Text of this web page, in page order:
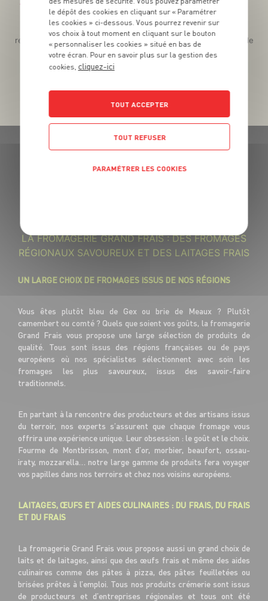
Téléchargez l’App pour profiter d’offres exclusives !
Des promos exclusives, des récompenses généreuses, des
recettes gourmandes, des jeux inédits... le tout dans une seule
app !
LA FROMAGERIE GRAND FRAIS : DES FROMAGES
RÉGIONAUX SAVOUREUX ET DES LAITAGES FRAIS
UN LARGE CHOIX DE FROMAGES ISSUS DE NOS RÉGIONS
Vous êtes plutôt bleu de Gex ou brie de Meaux ? Plutôt
camembert ou comté ? Quels que soient vos goûts, la fromagerie
Grand Frais vous propose une large sélection de produits de
qualité. Tous sont issus des régions françaises ou de pays
européens où nos spécialistes sélectionnent avec soin les
fromages les plus savoureux, issus des savoir-faire
traditionnels.
En partant à la rencontre des producteurs et des artisans issus
du terroir, nos experts s’assurent que chaque fromage vous
offrira une expérience unique. Leur obsession : le goût et le choix.
Fourme de Montbrisson, mont d’or, morbier, beaufort, ossau-
iraty, mozzarella… notre large gamme de produits fera voyager
vos papilles dans nos terroirs et chez nos voisins européens.
LAITAGES, ŒUFS ET AIDES CULINAIRES : DU FRAIS, DU FRAIS
ET DU FRAIS
La fromagerie Grand Frais vous propose aussi un grand choix de
laits et de laitages, ainsi que des œufs frais et même des aides
culinaires comme des pâtes à pizza, des pâtes feuilletées ou
brisées prêtes à l’emploi. Tous nos produits crémerie sont issus
de producteurs et d’entreprises régionales et tous ont été
le dépôt des cookies en cliquant sur « Paramétrer
les cookies » ci-dessous. Vous pourrez revenir sur
vos choix à tout moment en cliquant sur le bouton
« personnaliser les cookies » situé en bas de
votre écran. Pour en savoir plus sur la gestion des
cookies, cliquez-ici
TOUT ACCEPTER
TOUT REFUSER
PARAMÉTRER LES COOKIES